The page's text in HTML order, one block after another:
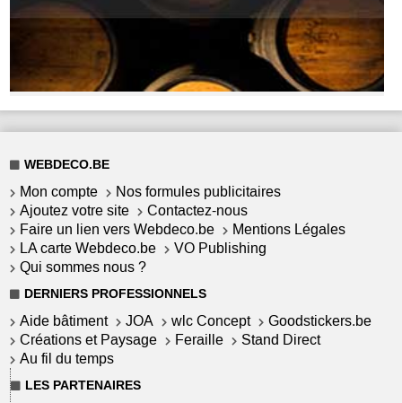
WEBDECO.BE
Mon compte
Nos formules publicitaires
Ajoutez votre site
Contactez-nous
Faire un lien vers Webdeco.be
Mentions Légales
LA carte Webdeco.be
VO Publishing
Qui sommes nous ?
DERNIERS PROFESSIONNELS
Aide bâtiment JOA wlc Concept
Goodstickers.be
Créations et Paysage
Feraille
Stand Direct
Au fil du temps
LES PARTENAIRES